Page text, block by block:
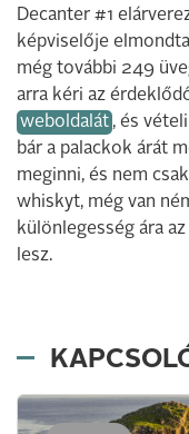
Decanter #1
képviselője
még további 249
arra kéri az
weboldalát , és
bár a palackok árát
meginni, és nem
whiskyt, még van
különlegesség ára
lesz.